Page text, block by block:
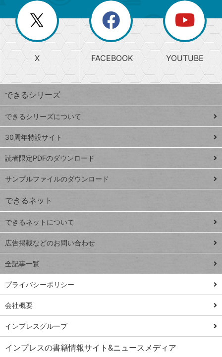
じ
る
search
検
索
上
昇
ワ
ー
ド
Google
スプレ
ッドシ
ート
iPhone
VLOOKUP
close
閉じ
る
閉
じ
る
ー
か
ら
探
す
ト
ッ
プ
ペ
ジ
連載
Excel Q&A
トイアンナ流仕
事術
ではじめる業務
の完全自動化
AI議事録作成術
Windows 11
Q&A
Teams踏み込み
X FACEBOOK YOUTUBE
できるシリーズ
できるシリーズについて
30周年特設サイト
読者限定PDFのダウンロード
サンプルファイルのダウンロード
できるネット
できるネットについて
広告掲載などのお問い合わせ
全記事一覧
プライバシーポリシー
会社概要
インプレスグループ
インプレスの書籍情報サイト&ニュースメディア